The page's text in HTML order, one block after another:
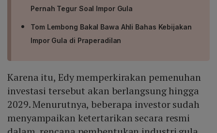
Pernah Tegur Soal Impor Gula
Tom Lembong Bakal Bawa Ahli Bahas Kebijakan
Impor Gula di Praperadilan
Karena itu, Edy memperkirakan pemenuhan
investasi tersebut akan berlangsung hingga
2029. Menurutnya, beberapa investor sudah
menyampaikan ketertarikan secara resmi